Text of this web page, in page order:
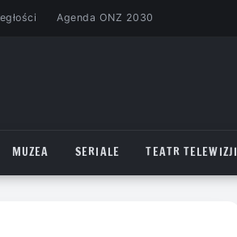
Agenda ONZ 2030
MUZEA SERIALE TEATR TELEWIZJI